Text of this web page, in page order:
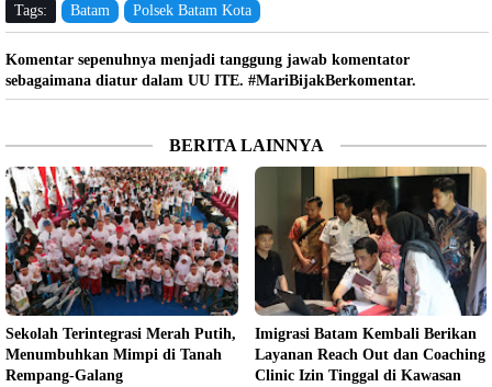
Tags: Batam Polsek Batam Kota
Komentar sepenuhnya menjadi tanggung jawab komentator
sebagaimana diatur dalam UU ITE. #MariBijakBerkomentar.
BERITA LAINNYA
Sekolah Terintegrasi Merah Putih,
Menumbuhkan Mimpi di Tanah
Rempang-Galang
Imigrasi Batam Kembali Berikan
Layanan Reach Out dan Coaching
Clinic Izin Tinggal di Kawasan